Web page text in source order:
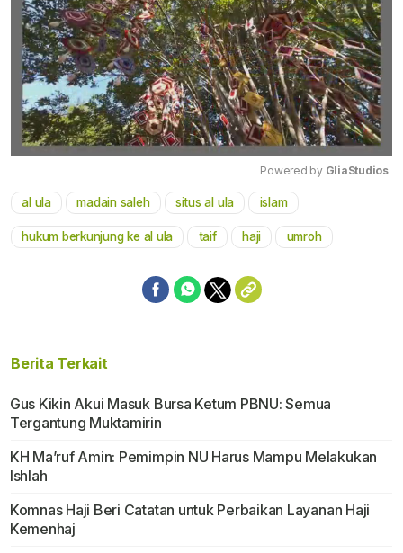
Powered by GliaStudios
al ula madain saleh situs al ula islam
hukum berkunjung ke al ula taif haji umroh
Berita Terkait
Gus Kikin Akui Masuk Bursa Ketum PBNU: Semua
Tergantung Muktamirin
KH Ma’ruf Amin: Pemimpin NU Harus Mampu Melakukan
Ishlah
Komnas Haji Beri Catatan untuk Perbaikan Layanan Haji
Kemenhaj